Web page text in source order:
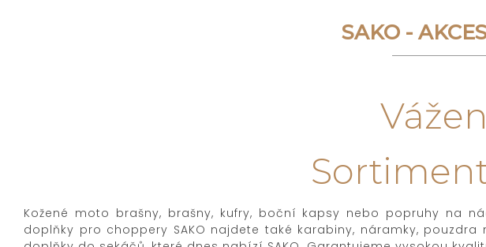
SAKO -
Kožené moto brašny, brašny, kufry, boční kapsy nebo popruhy na
doplňky pro choppery SAKO najdete také karabiny, náramky,